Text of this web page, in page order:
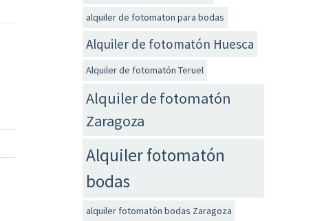
alquiler de fotomaton para bodas
Alquiler de fotomatón Huesca
Alquiler de fotomatón Teruel
Alquiler de fotomatón
Zaragoza
Alquiler fotomatón
bodas
alquiler fotomatón bodas Zaragoza